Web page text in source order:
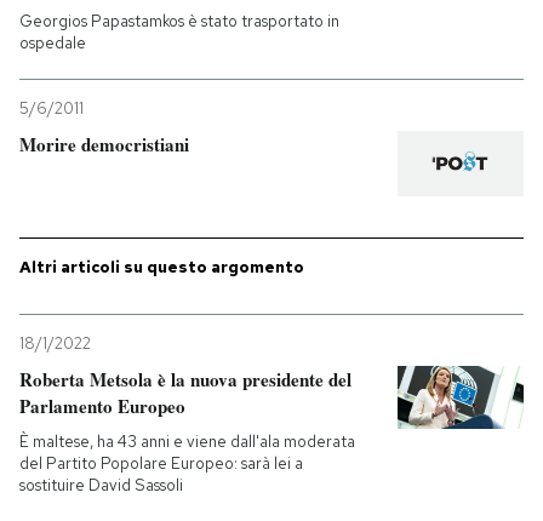
Georgios Papastamkos è stato trasportato in
ospedale
5/6/2011
Morire democristiani
Altri articoli su questo argomento
18/1/2022
Roberta Metsola è la nuova presidente del
Parlamento Europeo
È maltese, ha 43 anni e viene dall'ala moderata
del Partito Popolare Europeo: sarà lei a
sostituire David Sassoli